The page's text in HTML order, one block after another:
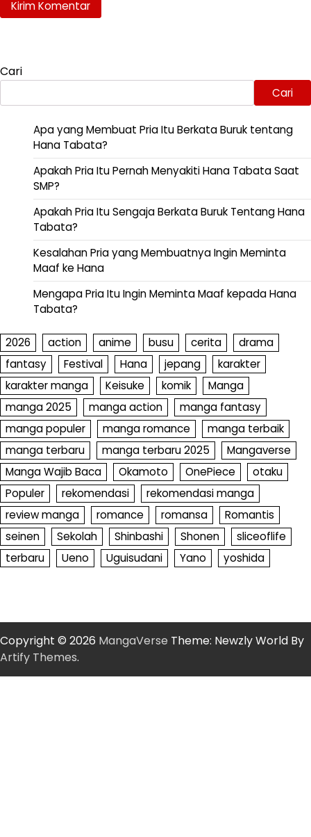
Cari
Cari
Apa yang Membuat Pria Itu Berkata Buruk tentang
Hana Tabata?
Apakah Pria Itu Pernah Menyakiti Hana Tabata Saat
SMP?
Apakah Pria Itu Sengaja Berkata Buruk Tentang Hana
Tabata?
Kesalahan Pria yang Membuatnya Ingin Meminta
Maaf ke Hana
Mengapa Pria Itu Ingin Meminta Maaf kepada Hana
Tabata?
2026 action anime busu cerita
drama
fantasy
Festival Hana jepang
karakter
karakter manga
Keisuke komik
Manga
manga 2025
manga action
manga fantasy
manga populer
manga romance
manga terbaik
manga terbaru
manga terbaru 2025
Mangaverse
Manga Wajib Baca
Okamoto OnePiece
otaku
Populer
rekomendasi
rekomendasi manga
review manga
romance romansa
Romantis
seinen
Sekolah Shinbashi Shonen
sliceoflife
terbaru
Ueno Uguisudani Yano yoshida
Copyright © 2026 MangaVerse Theme: Newzly World By
Artify Themes.